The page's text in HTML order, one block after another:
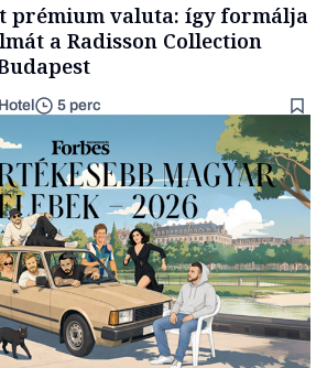
prémium valuta: így formálja
a Radisson Collection
5 perc